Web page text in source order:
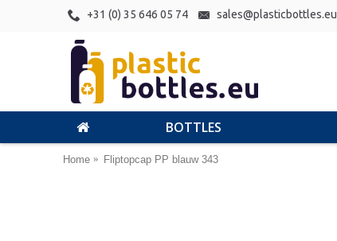
+31 (0) 35 646 05 74 sales@plasticbottles.eu
BOTTLES
Home Fliptopcap PP blauw 343